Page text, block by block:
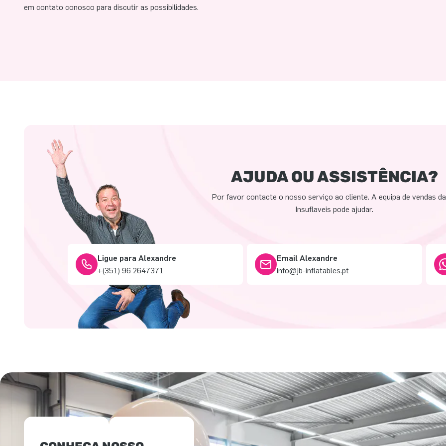
em contato conosco para discutir as possibilidades.
AJUDA OU ASSISTÊNCIA?
Por favor contacte o nosso serviço ao cliente. A equipa de vendas
Insuflaveis pode ajudar.
Ligue para Alexandre
+(351) 96 2647371
Email Alexandre
info@jb-inflatables.pt